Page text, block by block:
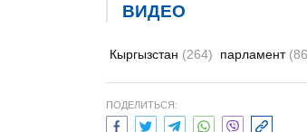
ВИДЕО
Кыргызстан (264) парламент
ПОДЕЛИТЬСЯ: